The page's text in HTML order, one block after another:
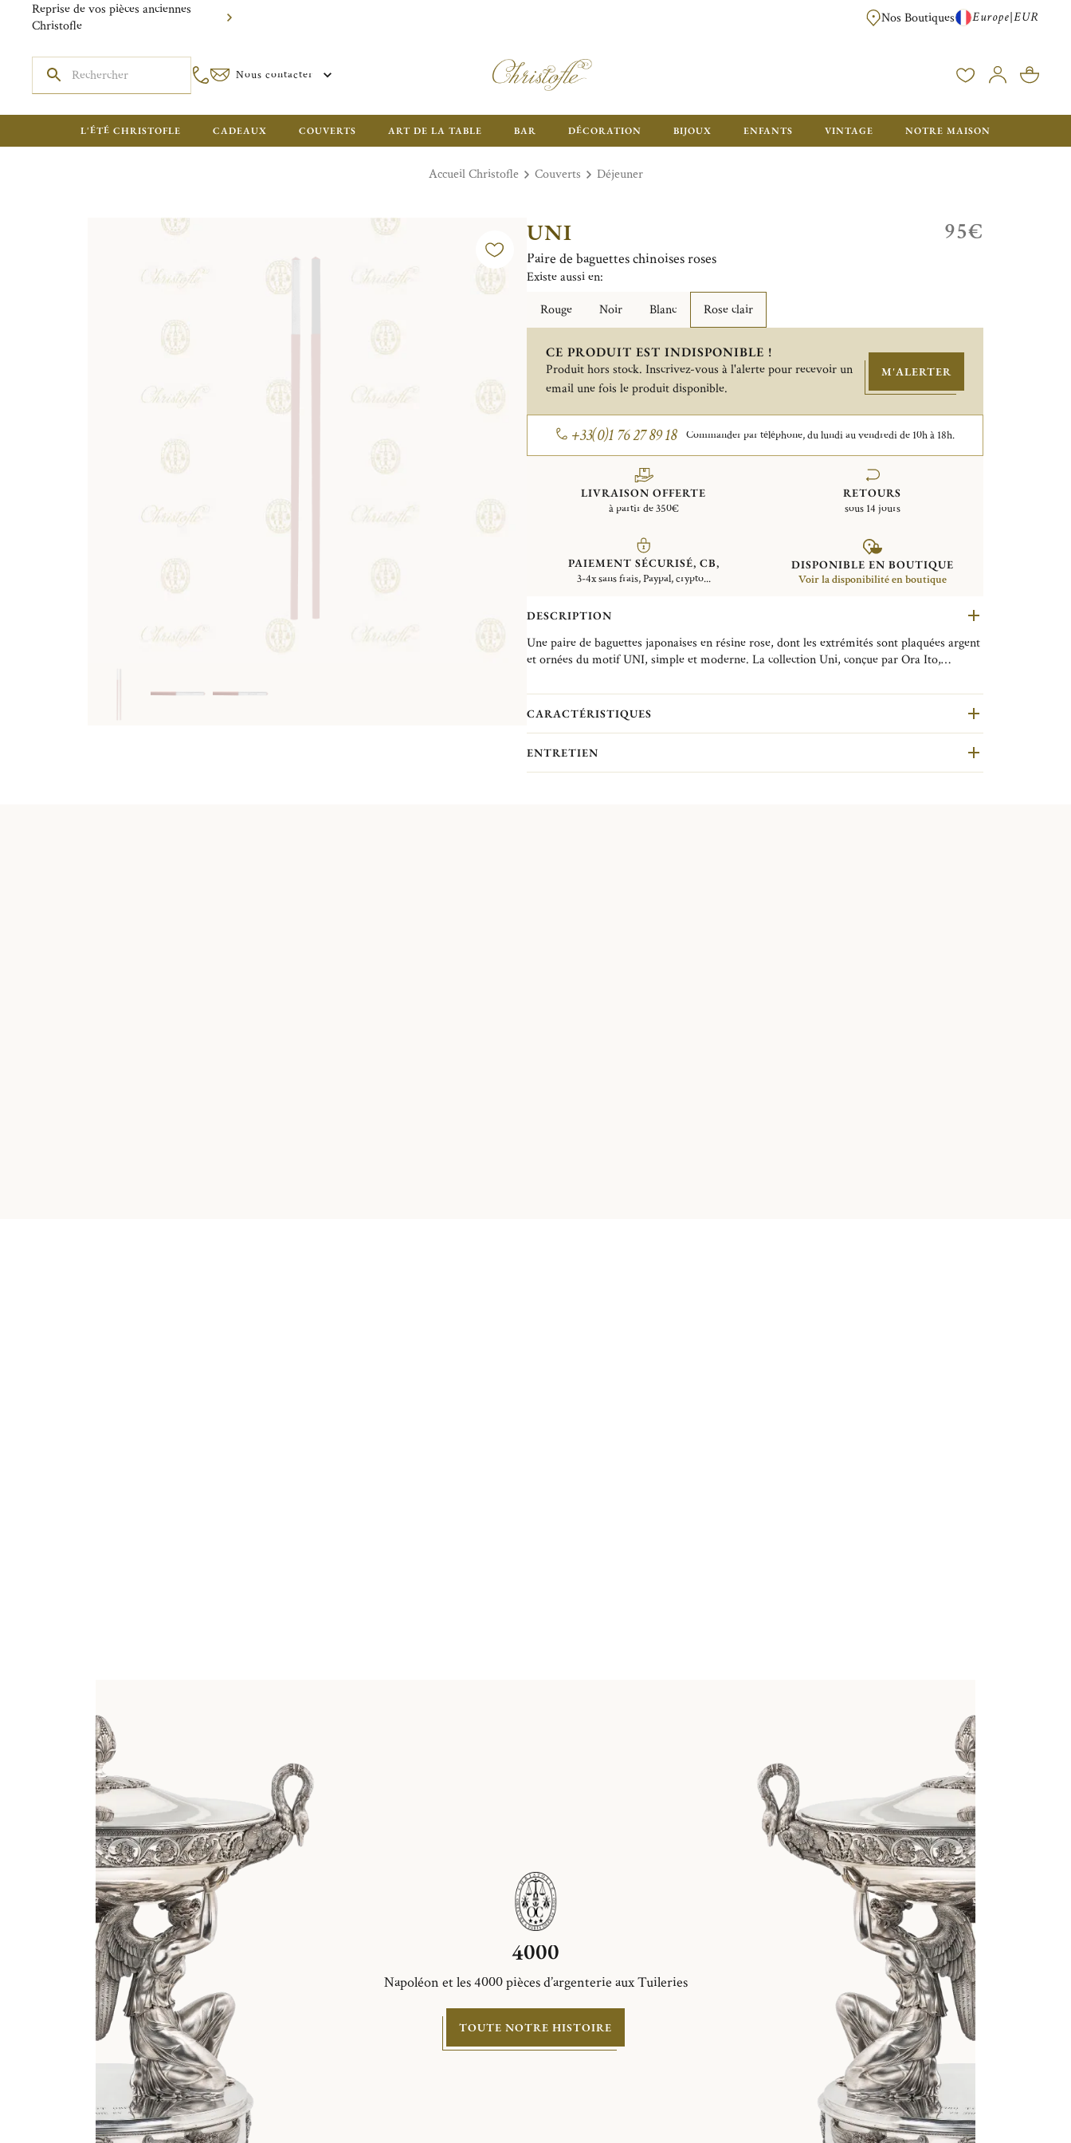
Reprise de vos pièces anciennes
Christofle
LIVRAISON OFFERTE DÈS 350€ D'ACHAT, AVEC
Nos Boutiques Europe|EUR
Nous contacter
L'ÉTÉ CHRISTOFLE CADEAUX COUVERTS ART DE LA TABLE BAR DÉCORATION BIJOUX ENFANTS VINTAGE NOTRE MAISON
Accueil Christofle Couverts Déjeuner
UNI
Paire de baguettes chinoises roses
95€
Existe aussi en:
Rouge
Noir Blanc Rose clair
CE PRODUIT EST INDISPONIBLE !
Produit hors stock. Inscrivez-vous à l'alerte pour recevoir un
email une fois le produit disponible.
M'ALERTER
+33(0)1 76 27 89 18 Commander par téléphone, du lundi au vendredi de 10h à 18h.
LIVRAISON OFFERTE
à partir de 350€
RETOURS
sous 14 jours
PAIEMENT SÉCURISÉ, CB,
3-4x sans frais, Paypal, crypto...
DISPONIBLE EN BOUTIQUE
Voir la disponibilité en boutique
DESCRIPTION
Une paire de baguettes japonaises en résine rose, dont les extrémités sont plaquées argent
et ornées du motif UNI, simple et moderne. La collection Uni, conçue par Ora Ito,
CARACTÉRISTIQUES
ENTRETIEN
4000
Napoléon et les 4000 pièces d’argenterie aux Tuileries
TOUTE NOTRE HISTOIRE